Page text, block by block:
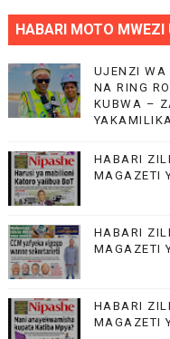
HABARI MOTO MWEZI
UJENZI WA
NA RING
KUBWA –
YAKAMILIKA.
HABARI
MAGAZETI
HABARI
MAGAZETI
HABARI
MAGAZETI